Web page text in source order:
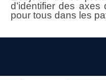
d’identifier des
pour tous dans les